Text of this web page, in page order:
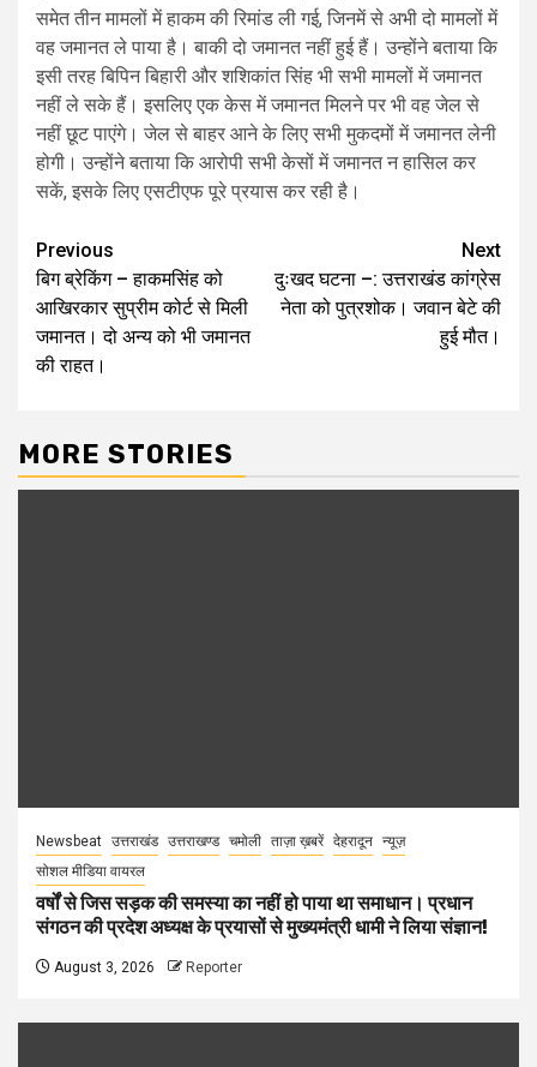
समेत तीन मामलों में हाकम की रिमांड ली गई, जिनमें से अभी दो मामलों में
वह जमानत ले पाया है। बाकी दो जमानत नहीं हुई हैं। उन्होंने बताया कि
इसी तरह बिपिन बिहारी और शशिकांत सिंह भी सभी मामलों में जमानत
नहीं ले सके हैं। इसलिए एक केस में जमानत मिलने पर भी वह जेल से
नहीं छूट पाएंगे। जेल से बाहर आने के लिए सभी मुकदमों में जमानत लेनी
होगी। उन्होंने बताया कि आरोपी सभी केसों में जमानत न हासिल कर
सकें, इसके लिए एसटीएफ पूरे प्रयास कर रही है।
Post
navigation
Previous
बिग ब्रेकिंग – हाकमसिंह को
आखिरकार सुप्रीम कोर्ट से मिली
जमानत। दो अन्य को भी जमानत
की राहत।
Next
दुःखद घटना –: उत्तराखंड कांग्रेस
नेता को पुत्रशोक। जवान बेटे की
हुई मौत।
MORE STORIES
Newsbeat उत्तराखंड उत्तराखण्ड चमोली ताज़ा ख़बरें देहरादून न्यूज़
सोशल मीडिया वायरल
वर्षों से जिस सड़क की समस्या का नहीं हो पाया था समाधान। प्रधान
संगठन की प्रदेश अध्यक्ष के प्रयासों से मुख्यमंत्री धामी ने लिया संज्ञान!
August 3, 2026 Reporter